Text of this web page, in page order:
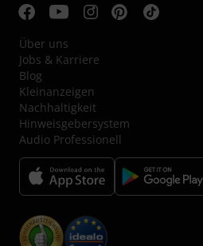
Über uns
Jobs & Karriere
Blog
Kleinanzeigen
Nachhaltigkeit
Hinweisgebersystem
Audio Professionell